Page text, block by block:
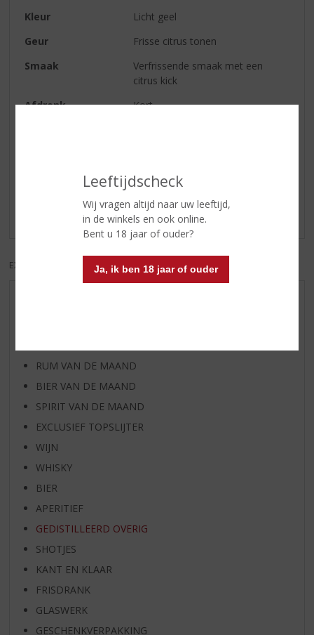
Leeftijdscheck
Wij vragen altijd naar uw leeftijd,
in de winkels en ook online.
Bent u 18 jaar of ouder?
Ja, ik ben 18 jaar of ouder
Kleur
Licht geel
Geur
Frisse citrus tonen
Smaak
Verfrissende smaak met een
citrus kick
Afdronk
Kort
Schrijf een review
Er zijn nog geen reviews geplaatst voor dit product
EXCL. BTW INCL. BTW
RUM VAN DE MAAND
BIER VAN DE MAAND
SPIRIT VAN DE MAAND
EXCLUSIEF TOPSLIJTER
WIJN
WHISKY
BIER
APERITIEF
GEDISTILLEERD OVERIG
SHOTJES
KANT EN KLAAR
FRISDRANK
GLASWERK
GESCHENKVERPAKKING